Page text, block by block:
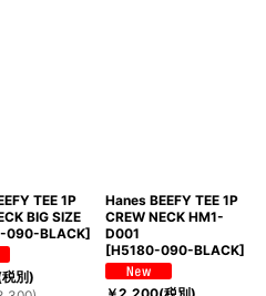
TEE 1P
BIG SIZE
090-BLACK]
別)
Hanes BEEFY TEE 1P
CREW NECK HM1-
D001
[H5180-090-BLACK]